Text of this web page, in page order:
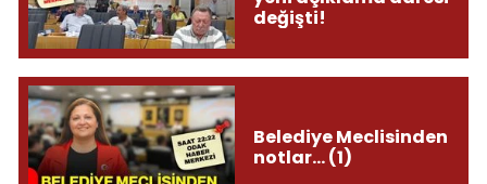
değişti!
Belediye Meclisinden
notlar... (1)